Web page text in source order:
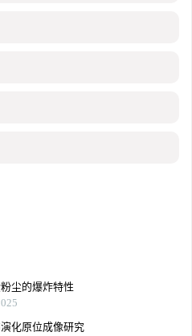
尘的爆炸特性
化原位成像研究